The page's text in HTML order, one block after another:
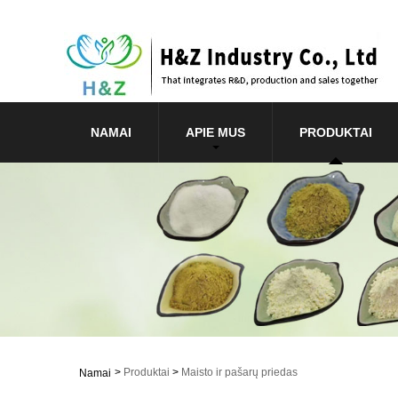
NAMAI APIE MUS PRODUKTAI
Namai > Produktai > Maisto ir pašarų priedas